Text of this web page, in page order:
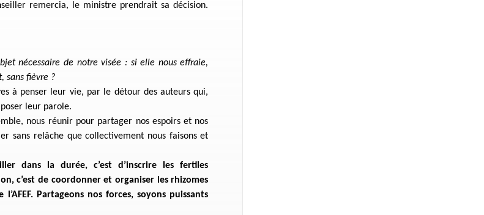
remercia, le ministre prendrait sa décision.
nécessaire de notre visée : si elle nous effraie,
sans fièvre ?
à penser leur vie, par le détour des auteurs qui,
leur parole.
nous réunir pour partager nos espoirs et nos
sans relâche que collectivement nous faisons et
dans la durée, c’est d’inscrire les fertiles
c’est de coordonner et organiser les rhizomes
Partageons nos forces, soyons puissants